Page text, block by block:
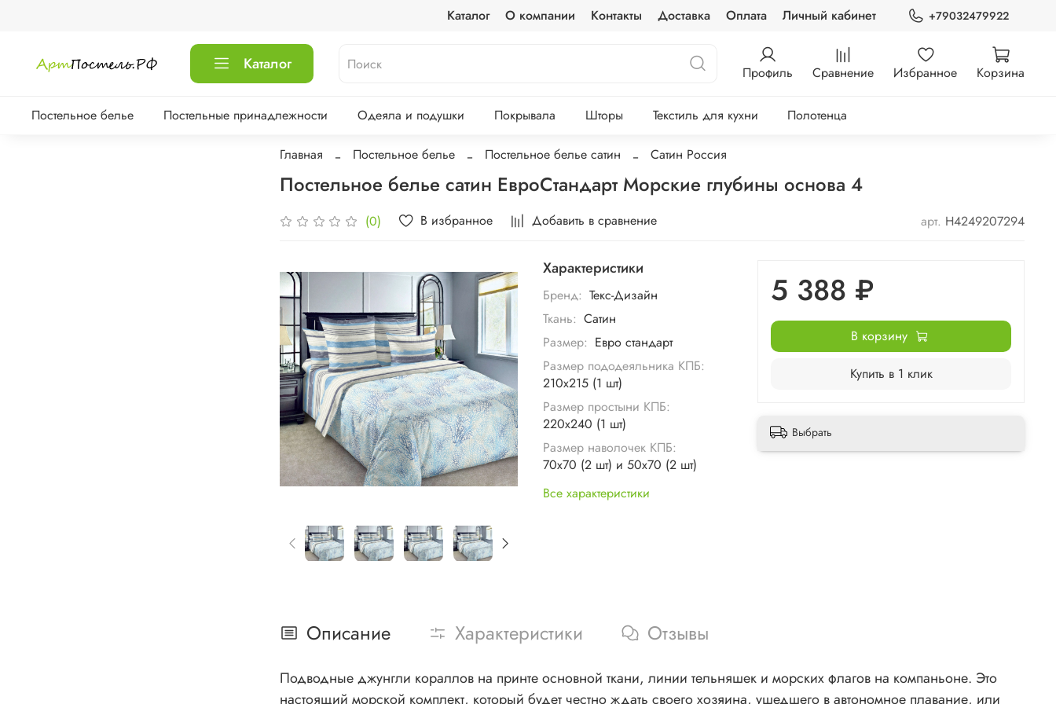
Каталог О компании Контакты Доставка Оплата Личный кабинет +79032479922
Каталог Профиль Сравнение Избранное Корзина
Постельное белье Постельные принадлежности Одеяла и подушки Покрывала Шторы Текстиль для кухни Полотенца
Главная Постельное белье Постельное белье сатин Сатин Россия
Постельное белье сатин ЕвроСтандарт Морские глубины основа 4
(0) В избранное Добавить в сравнение арт. Н4249207294
Характеристики
Бренд: Текс-Дизайн
Ткань: Сатин
Размер: Евро стандарт
Размер пододеяльника КПБ:
210х215 (1 шт)
Размер простыни КПБ:
220х240 (1 шт)
Размер наволочек КПБ:
70х70 (2 шт) и 50х70 (2 шт)
Все характеристики
5 388 ₽
В корзину
Купить в 1 клик
Выбрать
Описание Характеристики Отзывы
Подводные джунгли кораллов на принте основной ткани, линии тельняшек и морских флагов на компаньоне. Это
настоящий морской комплект, который будет честно ждать своего хозяина, ушедшего в автономное плавание, или